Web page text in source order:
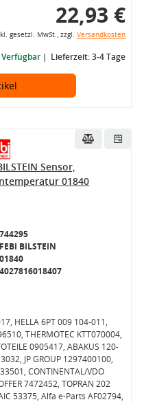
22,93 €
gesetzl. MwSt., zzgl. Versandkosten
Lieferzeit: 3-4 Tage
Sensor,
01840
744295
FEBI BILSTEIN
01840
4027816018407
HELLA 6PT 009 104-011,
THERMOTEC KTT070004,
0905417, ABAKUS 120-
JP GROUP 1297400100,
CONTINENTAL/VDO
7472452, TOPRAN 202
53375, Alfa e-Parts AF02794,